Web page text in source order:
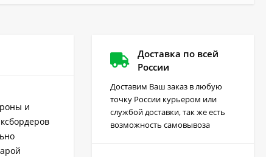
и
Доставка по всей
России
Доставим Ваш заказ в любую
точку России курьером или
службой доставки, так же есть
возможность самовывоза